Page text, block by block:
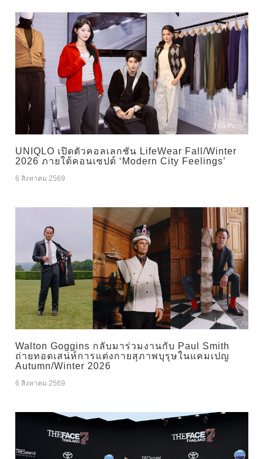
UNIQLO เปิดตัวคอลเลกชัน LifeWear Fall/Winter
2026 ภายใต้คอนเซปต์ ‘Modern City Feelings’
6 สิงหาคม 2569
Walton Goggins กลับมาร่วมงานกับ Paul Smith
ถ่ายทอดเสน่ห์การแต่งกายสุภาพบุรุษในแคมเปญ
Autumn/Winter 2026
6 สิงหาคม 2569